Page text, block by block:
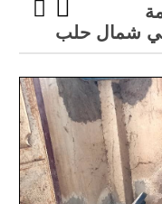
شمال حلب